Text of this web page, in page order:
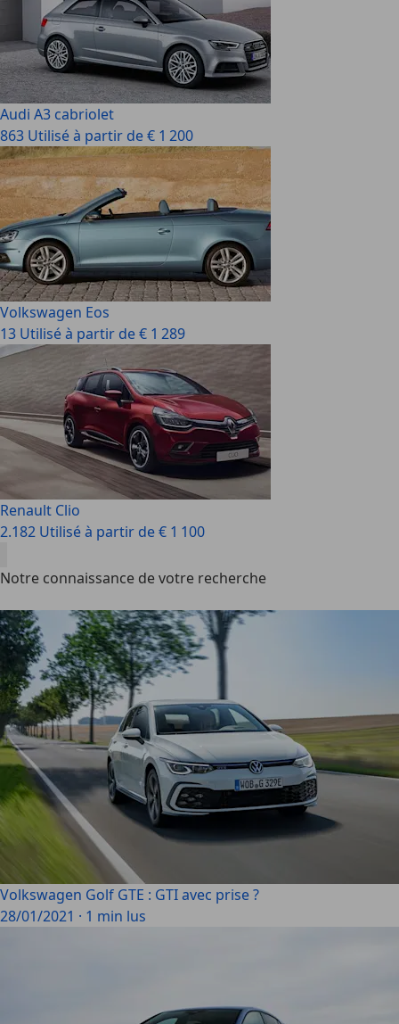
Audi A3 cabriolet
863 Utilisé à partir de € 1 200
Volkswagen Eos
13 Utilisé à partir de € 1 289
Renault Clio
2.182 Utilisé à partir de € 1 100
Notre connaissance de votre recherche
Volkswagen Golf GTE : GTI avec prise ?
28/01/2021 · 1 min lus